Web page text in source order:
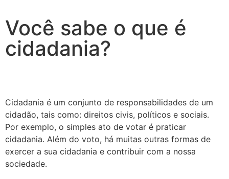
Você sabe o que é
cidadania?
Cidadania é um conjunto de responsabilidades de um
cidadão, tais como: direitos civis, políticos e sociais.
Por exemplo, o simples ato de votar é praticar
cidadania. Além do voto, há muitas outras formas de
exercer a sua cidadania e contribuir com a nossa
sociedade.